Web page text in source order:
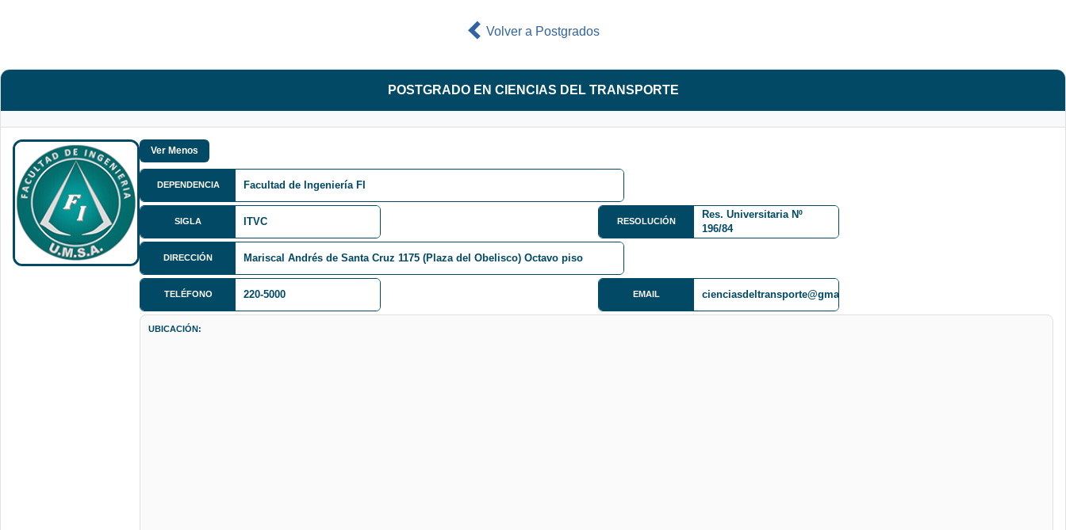
Volver a Postgrados
POSTGRADO EN CIENCIAS DEL TRANSPORTE
DEPENDENCIA Facultad de Ingeniería FI
SIGLA ITVC RESOLUCIÓN
Res. Universitaria Nº
196/84
DIRECCIÓN Mariscal Andrés de Santa Cruz 1175 (Plaza del Obelisco) Octavo piso
TELÉFONO 220-5000 EMAIL cienciasdeltransporte@gmail.com
UBICACIÓN: